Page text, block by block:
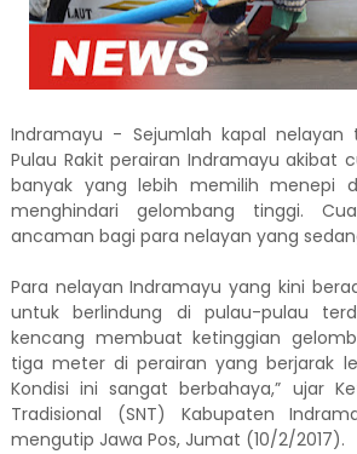
Indramayu - Sejumlah kapal nelayan
Pulau Rakit perairan Indramayu akibat
banyak yang lebih memilih menepi
menghindari gelombang tinggi.
ancaman bagi para nelayan yang
Para nelayan Indramayu yang kini
untuk berlindung di pulau-pulau
kencang membuat ketinggian
tiga meter di perairan yang berjarak
Kondisi ini sangat berbahaya,” ujar
Tradisional (SNT) Kabupaten
mengutip Jawa Pos, Jumat (10/2/2017).